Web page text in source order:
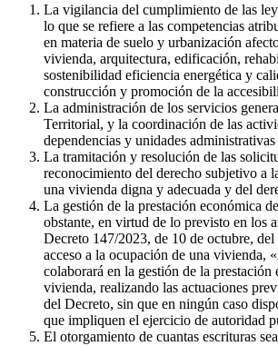
La vigilancia del cumplimiento de las
lo que se refiere a las competencias
en materia de suelo y urbanización
vivienda, arquitectura, edificación,
sostenibilidad eficiencia energética y
construcción y promoción de la
La administración de los servicios
Territorial, y la coordinación de las
dependencias y unidades
La tramitación y resolución de las
reconocimiento del derecho subjetivo a
una vivienda digna y adecuada y del
La gestión de la prestación económica
obstante, en virtud de lo previsto en los
Decreto 147/2023, de 10 de octubre,
acceso a la ocupación de una vivienda,
colaborará en la gestión de la prestación
vivienda, realizando las actuaciones
del Decreto, sin que en ningún caso
que impliquen el ejercicio de autoridad
El otorgamiento de cuantas escrituras